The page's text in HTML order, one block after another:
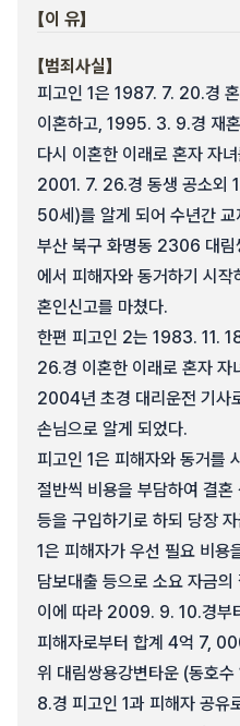
【이 유】
【범죄사실】
피고인 1은 1987. 7. 20.경
이혼하고, 1995. 3. 9.경 재
다시 이혼한 이래로 혼자 자
2001. 7. 26.경 동생 공소외
50세)를 알게 되어 수년간
부산 북구 화명동 2306 대림
에서 피해자와 동거하기 시
혼인신고를 마쳤다.
한편 피고인 2는 1983. 11.
26.경 이혼한 이래로 혼자 자
2004년 초경 대리운전 기사
손님으로 알게 되었다.
피고인 1은 피해자와 동거
절반씩 비용을 부담하여 결
등을 구입하기로 하되 당장
1은 피해자가 우선 필요 비용
담보대출 등으로 소요 자금
이에 따라 2009. 9. 10.경부
피해자로부터 합계 4억 7,
위 대림쌍용강변타운 (동호
8.경 피고인 1과 피해자 공유